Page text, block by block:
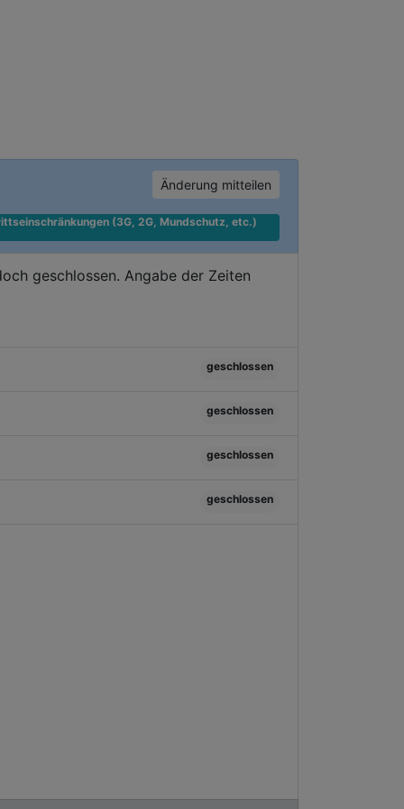
Änderung mitteilen
(3G, 2G, Mundschutz, etc.)
geschlossen. Angabe der Zeiten
geschlossen
geschlossen
geschlossen
geschlossen